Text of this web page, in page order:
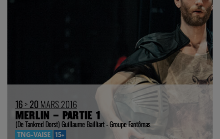
16>20MARS 2016
MERLIN – PARTIE 1
(De Tankred Dorst) Guillaume Bailliart - Groupe Fantômas
TNG-VAISE 15+